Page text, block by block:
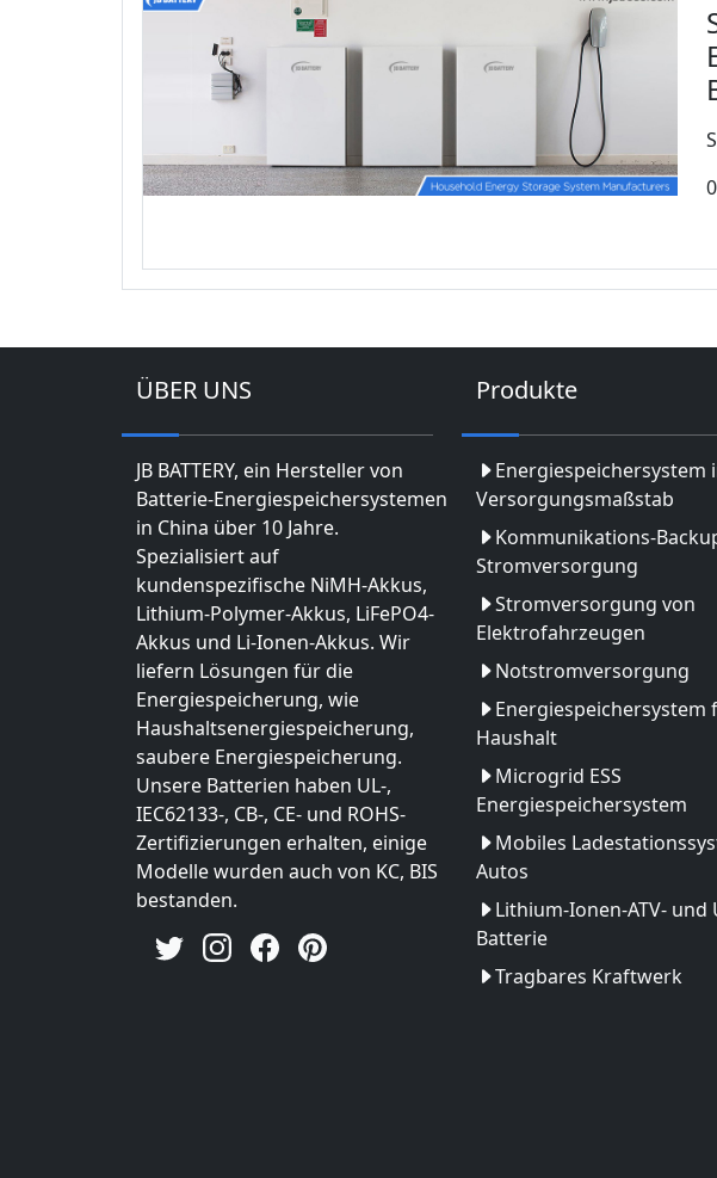
ÜBER UNS
JB BATTERY, ein Hersteller von
Batterie-Energiespeichersystemen
in China über 10 Jahre.
Spezialisiert auf
kundenspezifische NiMH-Akkus,
Lithium-Polymer-Akkus, LiFePO4-
Akkus und Li-Ionen-Akkus. Wir
liefern Lösungen für die
Energiespeicherung, wie
Haushaltsenergiespeicherung,
saubere Energiespeicherung.
Unsere Batterien haben UL-,
IEC62133-, CB-, CE- und ROHS-
Zertifizierungen erhalten, einige
Modelle wurden auch von KC, BIS
bestanden.
Produkte
Energiespeichersystem
Versorgungsmaßstab
Kommunikations-
Stromversorgung
Stromversorgung von
Elektrofahrzeugen
Notstromversorgung
Energiespeichersystem
Haushalt
Microgrid ESS
Energiespeichersystem
Mobiles
Autos
Lithium-Ionen-ATV- und
Batterie
Tragbares Kraftwerk